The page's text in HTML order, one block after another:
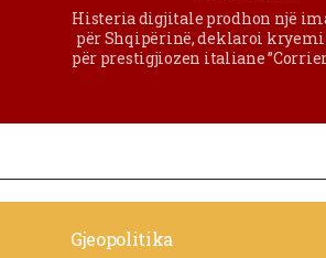
Histeria digjitale prodhon një
për Shqipërinë, deklaroi
për prestigjiozen italiane
Gjeopolitika